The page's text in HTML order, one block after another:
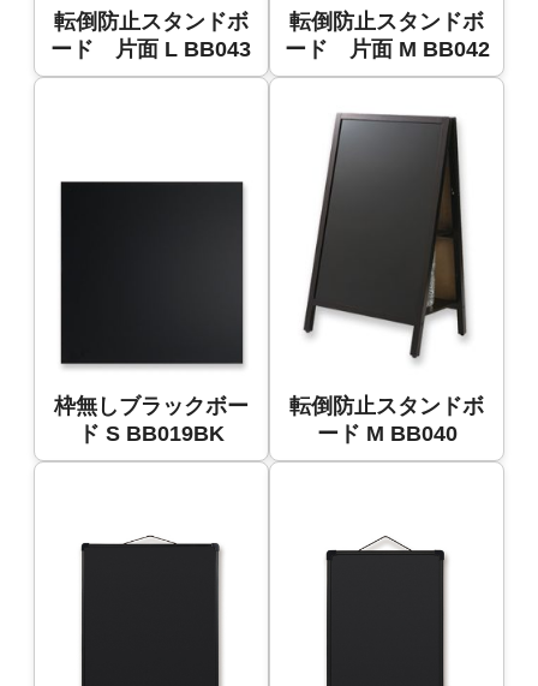
転倒防止スタンドボ
ード 片面 L BB043
転倒防止スタンドボ
ード 片面 M BB042
枠無しブラックボー
ド S BB019BK
転倒防止スタンドボ
ード M BB040